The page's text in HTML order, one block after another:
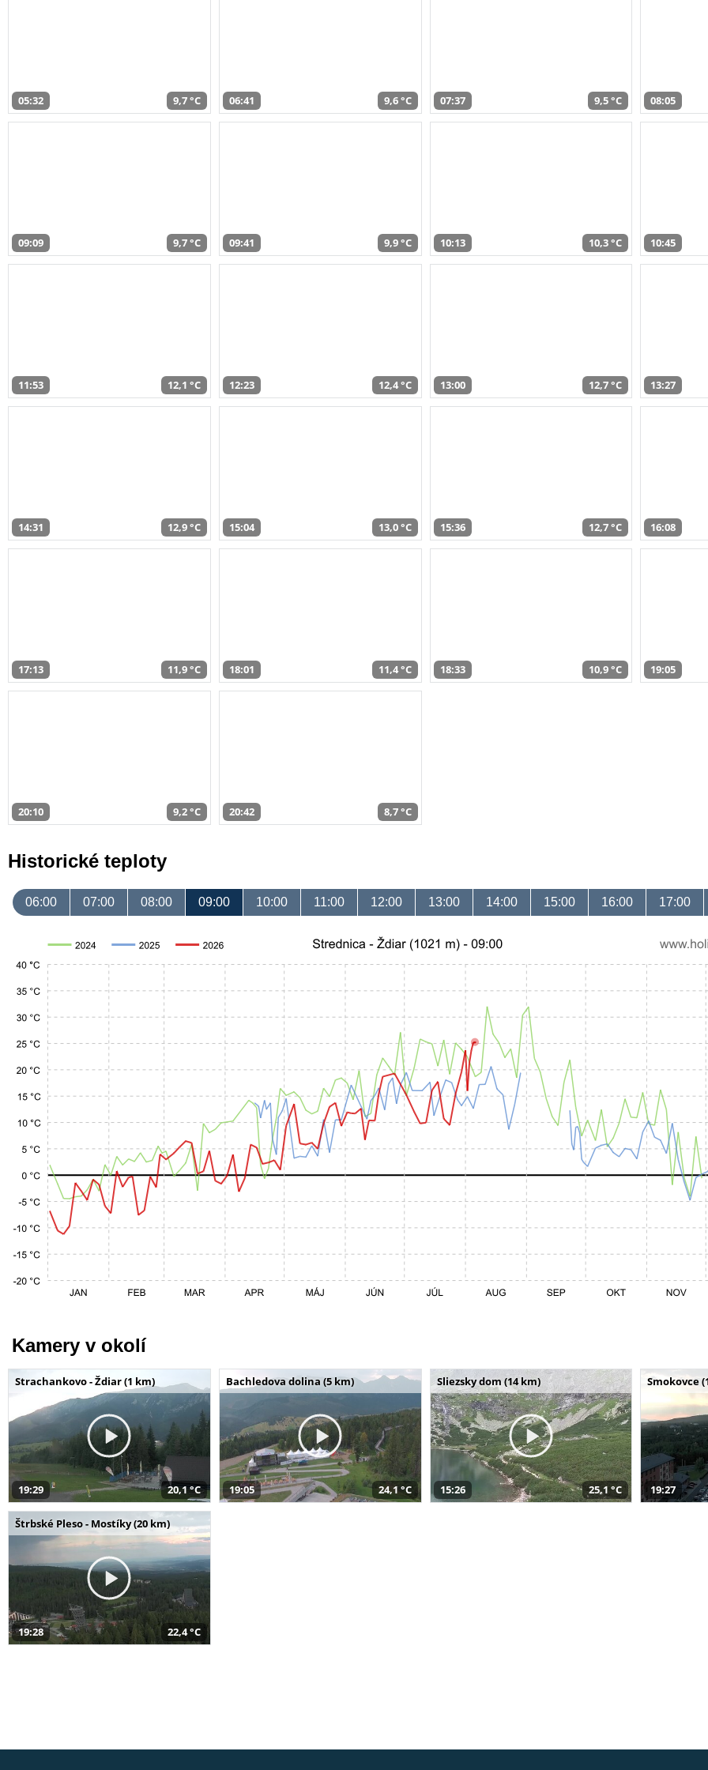
05:32 9,7 °C 06:41 9,6 °C 07:37 9,5 °C 08:05
09:09 9,7 °C 09:41 9,9 °C 10:13 10,3 °C 10:45
11:53 12,1 °C 12:23 12,4 °C 13:00 12,7 °C 13:27
14:31 12,9 °C 15:04 13,0 °C 15:36 12,7 °C 16:08
17:13 11,9 °C 18:01 11,4 °C 18:33 10,9 °C 19:05
20:10 9,2 °C 20:42 8,7 °C
Historické teploty
06:00 07:00 08:00 09:00 10:00 11:00 12:00 13:00 14:00 15:00 16:00 17:00
Kamery v okolí
Strachankovo - Ždiar (1 km)
19:29 20,1 °C
Bachledova dolina (5 km)
19:05 24,1 °C
Sliezsky dom (14 km)
15:26 25,1 °C
Smokovce
19:27
Štrbské Pleso - Mostíky (20 km)
19:28 22,4 °C